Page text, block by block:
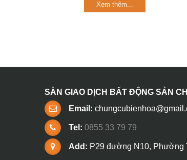
Xem thêm...
SÀN GIAO DỊCH BẤT ĐỘNG SẢN
Email:
Tel: 0855 33 79 79
Add: P29 đường N10, Phường